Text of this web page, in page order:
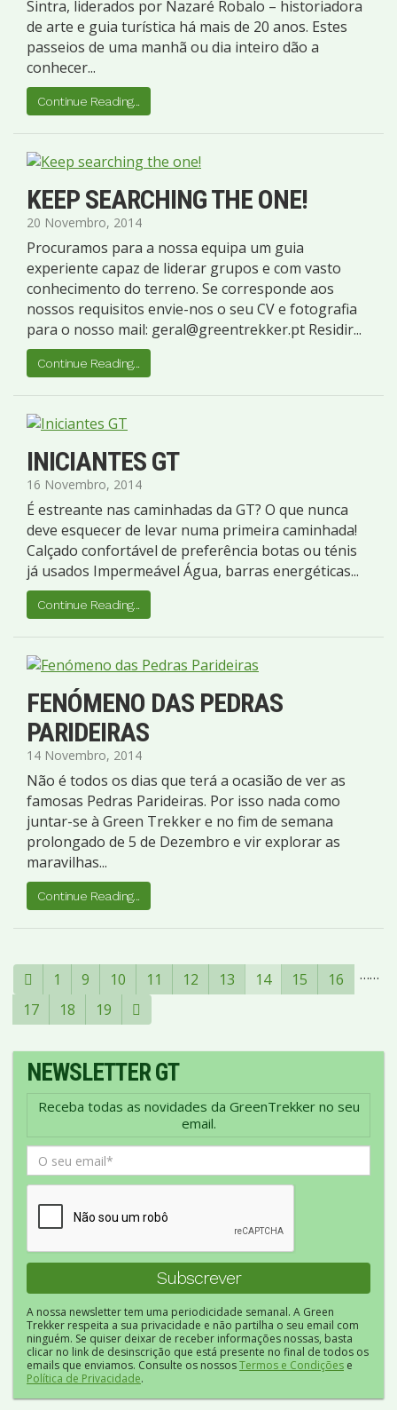
Sintra, liderados por Nazaré Robalo – historiadora
de arte e guia turística há mais de 20 anos. Estes
passeios de uma manhã ou dia inteiro dão a
conhecer...
Continue Reading...
KEEP SEARCHING THE ONE!
20 Novembro, 2014
Procuramos para a nossa equipa um guia
experiente capaz de liderar grupos e com vasto
conhecimento do terreno. Se corresponde aos
nossos requisitos envie-nos o seu CV e fotografia
para o nosso mail: geral@greentrekker.pt Residir...
Continue Reading...
INICIANTES GT
16 Novembro, 2014
É estreante nas caminhadas da GT? O que nunca
deve esquecer de levar numa primeira caminhada!
Calçado confortável de preferência botas ou ténis
já usados Impermeável Água, barras energéticas...
Continue Reading...
FENÓMENO DAS PEDRAS
PARIDEIRAS
14 Novembro, 2014
Não é todos os dias que terá a ocasião de ver as
famosas Pedras Parideiras. Por isso nada como
juntar-se à Green Trekker e no fim de semana
prolongado de 5 de Dezembro e vir explorar as
maravilhas...
Continue Reading...
1 …
9 10 11 12 13 14 15
16
17
18
…
19
NEWSLETTER GT
Receba todas as novidades da GreenTrekker no seu
email.
A nossa newsletter tem uma periodicidade semanal. A Green
Trekker respeita a sua privacidade e não partilha o seu email com
ninguém. Se quiser deixar de receber informações nossas, basta
clicar no link de desinscrição que está presente no final de todos os
emails que enviamos. Consulte os nossosTermos e Condições e
Política de Privacidade.